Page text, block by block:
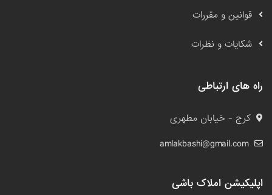
قوانین و مقررات
شکایات و نظرات
راه های ارتباطی
کرج - خیابان مطهری
amlakbashi@gmail.com
اپلیکیشن املاک باشی